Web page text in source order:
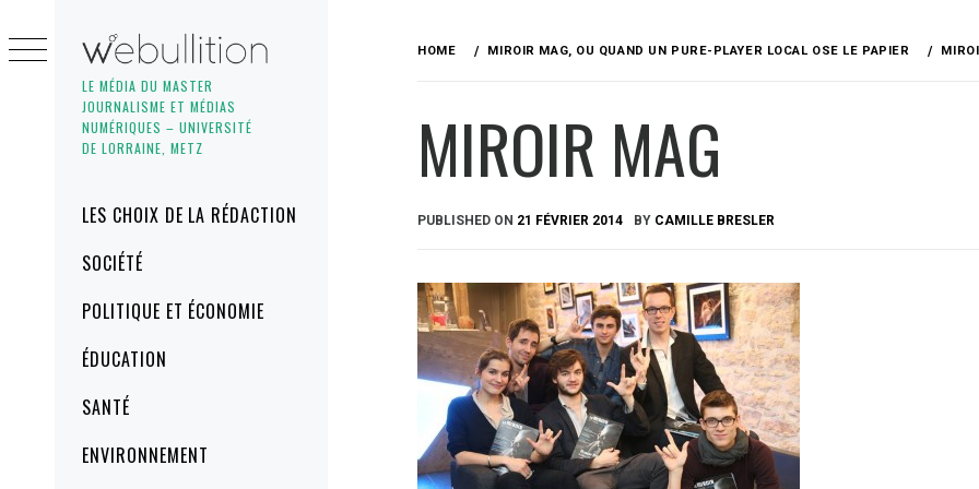
LE MÉDIA DU MASTER
JOURNALISME ET MÉDIAS
NUMÉRIQUES – UNIVERSITÉ
DE LORRAINE, METZ
MenuLES CHOIX DE LA RÉDACTION
SOCIÉTÉ
POLITIQUE ET ÉCONOMIE
ÉDUCATION
SANTÉ
ENVIRONNEMENT
to
content
HOME MIROIR MAG, OU QUAND UN PURE-PLAYER LOCAL OSE LE PAPIER
MIROIR MAG
PUBLISHED ON 21 FÉVRIER 2014 BY CAMILLE BRESLER